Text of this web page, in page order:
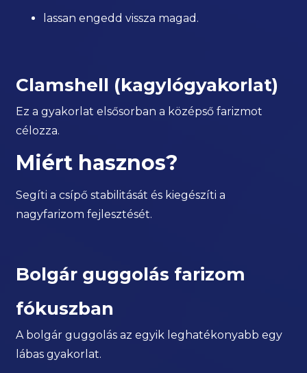
lassan engedd vissza magad.
Clamshell (kagylógyakorlat)
Ez a gyakorlat elsősorban a középső farizmot
célozza.
Miért hasznos?
Segíti a csípő stabilitását és kiegészíti a
nagyfarizom fejlesztését.
Bolgár guggolás farizom
fókuszban
A bolgár guggolás az egyik leghatékonyabb egy
lábas gyakorlat.